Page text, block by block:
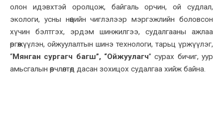
олон идэвхтэй оролцож, байгаль орчин, ой судлал,
экологи, усны нөөцийн чиглэлээр мэргэжлийн боловсон
хүчин бэлтгэх, эрдэм шинжилгээ, судалгааны ажлаа
өргөжүүлэн, ойжуулалтын шинэ технологи, тарьц үржүүлэг,
“Мянган сургагч багш”, “Ойжуулагч” сурах бичиг, уур
амьсгалын өөрчлөлтөд дасан зохицох судалгаа хийж байна.